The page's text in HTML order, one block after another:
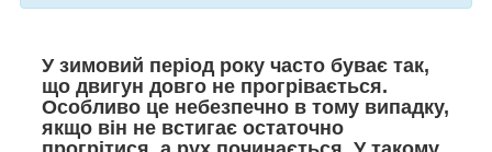
У зимовий період року часто буває так,
що двигун довго не прогрівається.
Особливо це небезпечно в тому випадку,
якщо він не встигає остаточно